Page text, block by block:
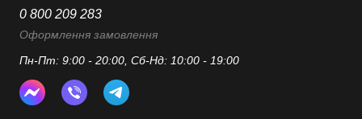
0 800 209 283
Оформлення замовлення
Пн-Пт: 9:00 - 20:00, Сб-Нд: 10:00 - 19:00